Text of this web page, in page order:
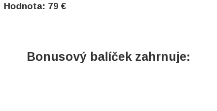
Hodnota: 79 €
Bonusový balíček zahrnuje: